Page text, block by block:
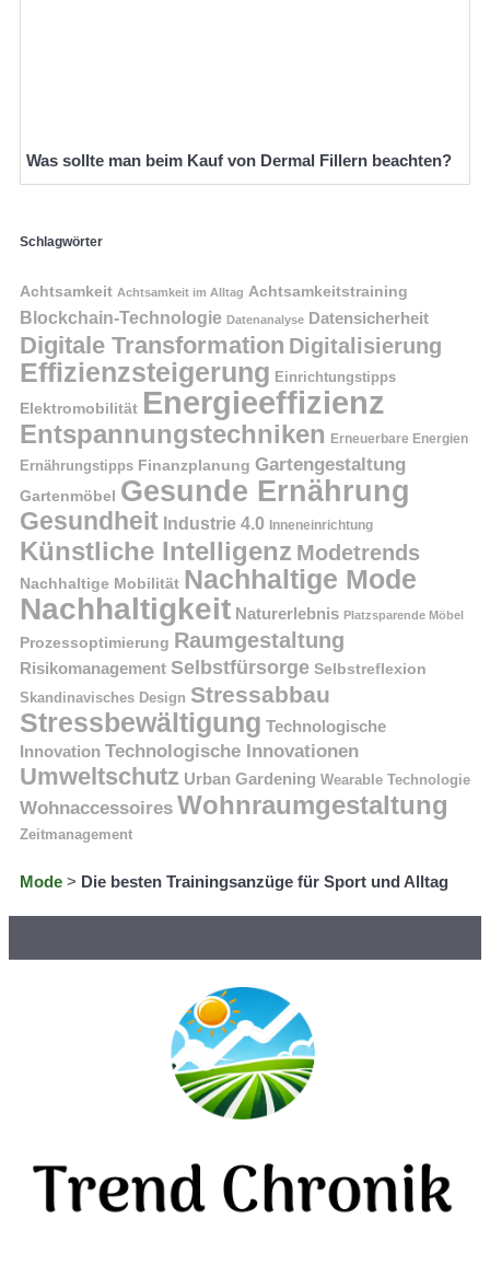
Was sollte man beim Kauf von Dermal Fillern beachten?
Schlagwörter
Achtsamkeit Achtsamkeit im Alltag Achtsamkeitstraining
Blockchain-Technologie Datenanalyse Datensicherheit
Digitale Transformation Digitalisierung
Effizienzsteigerung Einrichtungstipps
Elektromobilität Energieeffizienz
Entspannungstechniken Erneuerbare Energien
Ernährungstipps Finanzplanung Gartengestaltung
Gartenmöbel Gesunde Ernährung
Gesundheit Industrie 4.0 Inneneinrichtung
Künstliche Intelligenz Modetrends
Nachhaltige Mobilität Nachhaltige Mode
Nachhaltigkeit Naturerlebnis Platzsparende Möbel
Prozessoptimierung Raumgestaltung
Risikomanagement Selbstfürsorge Selbstreflexion
Skandinavisches Design Stressabbau
Stressbewältigung Technologische
Innovation Technologische Innovationen
Umweltschutz Urban Gardening Wearable Technologie
Wohnaccessoires Wohnraumgestaltung
Zeitmanagement
Mode > Die besten Trainingsanzüge für Sport und Alltag